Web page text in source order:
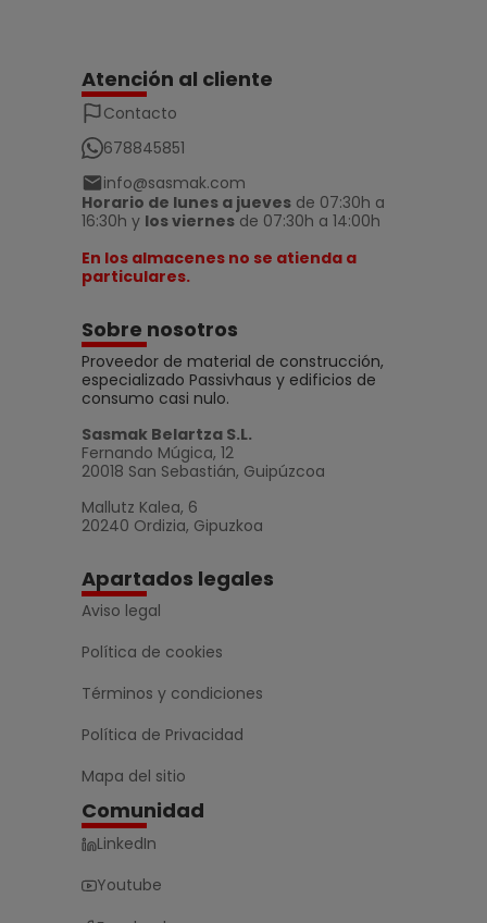
Atención al cliente
Contacto
678845851
info@sasmak.com
Horario de lunes a jueves de 07:30h a
16:30h y los viernes de 07:30h a 14:00h
En los almacenes no se atienda a
particulares.
Sobre nosotros
Proveedor de material de construcción,
especializado Passivhaus y edificios de
consumo casi nulo.
Sasmak Belartza S.L.
Fernando Múgica, 12
20018 San Sebastián, Guipúzcoa
Mallutz Kalea, 6
20240 Ordizia, Gipuzkoa
Apartados legales
Aviso legal
Política de cookies
Términos y condiciones
Política de Privacidad
Mapa del sitio
Comunidad
LinkedIn
Youtube